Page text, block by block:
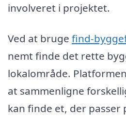
involveret i projektet.
Ved at bruge find-
nemt finde det rette
lokalområde.
at sammenligne
kan finde et, der passer